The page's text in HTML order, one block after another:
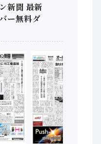
新聞 最新
ー無料ダ